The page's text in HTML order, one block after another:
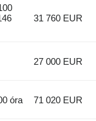
31 760 EUR
27 000 EUR
óra 71 020 EUR